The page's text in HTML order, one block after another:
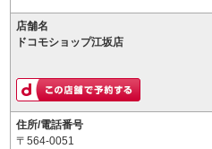
店舗名
ドコモショップ江坂店
住所/電話番号
〒564-0051